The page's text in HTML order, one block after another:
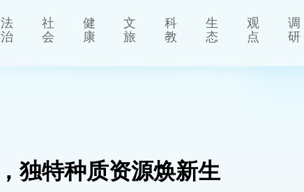
法
治
社
会
健
康
文
旅
科
教
生
态
观
点
调
研
独特种质资源焕新生